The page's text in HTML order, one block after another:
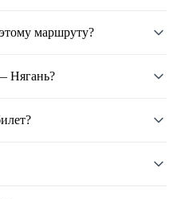
маршруту?
Нягань?